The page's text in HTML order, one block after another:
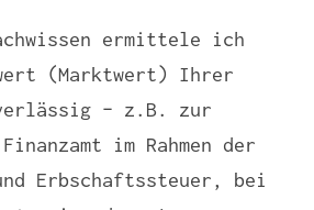
ermittele ich
(Marktwert) Ihrer
– z.B. zur
im Rahmen der
Erbschaftssteuer, bei